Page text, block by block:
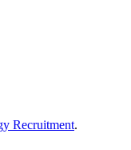
Recruitment.